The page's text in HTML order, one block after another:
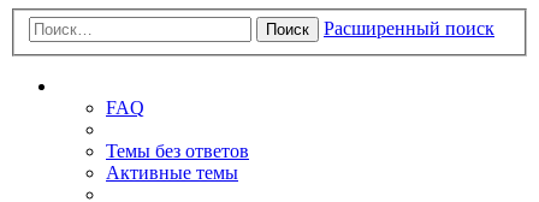
Поиск Расширенный поиск
FAQ
Темы без ответов
Активные темы